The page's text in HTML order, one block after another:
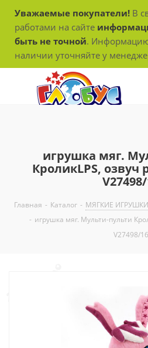
Уважаемые покупатели! В
работами на сайте
быть не точной.
наличии уточняйте у
игрушка мяг.
КроликLPS, озвуч
Главная - Каталог - МЯГКИЕ ИГРУШКИ
- игрушка мяг. Мульти-пульти
V27498/16